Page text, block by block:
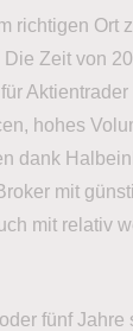
richtigen Ort
Zeit von
hohes
dank
mit
mit relativ
fünf Jahre